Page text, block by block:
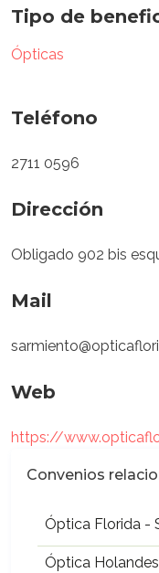
Tipo de
Ópticas
Teléfono
2711 0596
Dirección
Obligado 902 bis
Mail
Web
https://
Convenios
Óptica Florida -
Óptica